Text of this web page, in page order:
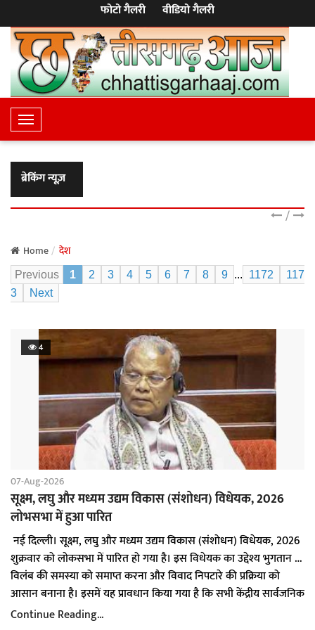
फोटो गैलरी वीडियो गैलरी
T
o
g
g
l
e
a
v
i
g
t
i
ब्रेकिंग न्यूज़
/
Home देश
Previous 1 2 3 4 5 6 7 8 9 ... 1172
117
3
Next
4
07-Aug-2026
सूक्ष्म, लघु और मध्यम उद्यम विकास (संशोधन) विधेयक, 2026
लोभसभा में हुआ पारित
नई दिल्ली। सूक्ष्म, लघु और मध्यम उद्यम विकास (संशोधन) विधेयक, 2026
शुक्रवार को लोकसभा में पारित हो गया है। इस विधेयक का उद्देश्य भुगतान में
विलंब की समस्या को समाप्त करना और विवाद निपटारे की प्रक्रिया को
आसान बनाना है। इसमें यह प्रावधान किया गया है कि सभी केंद्रीय सार्वजनिक
उपक्रमों को लघु एवं मध्यम उद्यमों से की गई खरीद के सभी बिलों का भुगतान
इस विधेयक को राज्यसभा से पहले ही मंजूरी मिल चुकी है।प्रस्तावित विधेयक
Continue Reading...